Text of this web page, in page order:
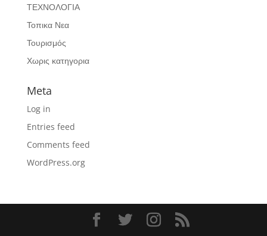
ΤΕΧΝΟΛΟΓΙΑ
Τοπικα Νεα
Τουρισμός
Χωρις κατηγορια
Meta
Log in
Entries feed
Comments feed
WordPress.org